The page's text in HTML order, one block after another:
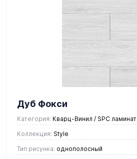
Дуб Фокси
Категория: Кварц-Винил / SPC ламинат
Коллекция: Style
Тип рисунка: однополосный